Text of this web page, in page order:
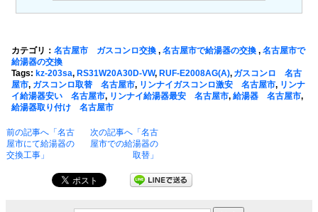
カテゴリ： 名古屋市 ガスコンロ交換, 名古屋市で給湯器の交換, 名古屋市で
給湯器の交換
Tags: kz-203sa, RS31W20A30D-VW, RUF-E2008AG(A), ガスコンロ 名古
屋市, ガスコンロ取替 名古屋市, リンナイガスコンロ激安 名古屋市, リンナ
イ給湯器安い 名古屋市, リンナイ給湯器最安 名古屋市, 給湯器 名古屋市,
給湯器取り付け 名古屋市
前の記事へ「名古
屋市にて給湯器の
交換工事」
次の記事へ「名古
屋市での給湯器の
取替」